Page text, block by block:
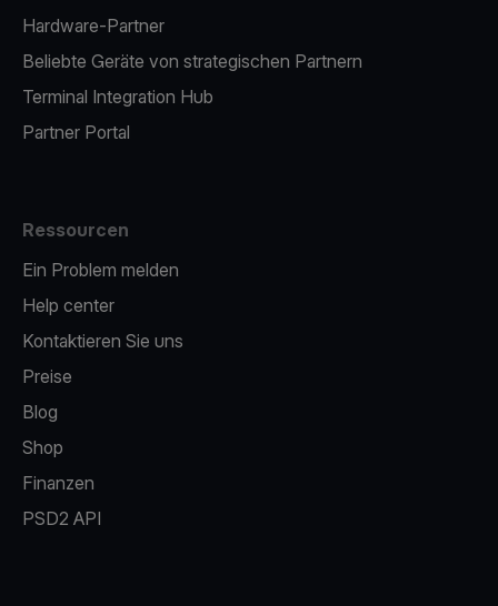
Hardware-Partner
Beliebte Geräte von strategischen Partnern
Terminal Integration Hub
Partner Portal
Ressourcen
Ein Problem melden
Help center
Kontaktieren Sie uns
Preise
Blog
Shop
Finanzen
PSD2 API